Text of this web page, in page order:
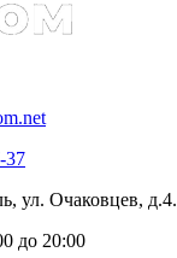
37
ул. Очаковцев, д.4.
до 20:00